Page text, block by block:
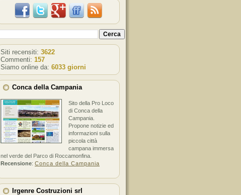
Siti recensiti: 3622
Commenti: 157
Siamo online da: 6033 giorni
Conca della Campania
Sito della Pro Loco
di Conca della
Campania.
Propone notizie ed
informazioni sulla
piccola città
campana immersa
nel verde del Parco di Roccamonfina.
Recensione: Conca della Campania
Irgenre Costruzioni srl